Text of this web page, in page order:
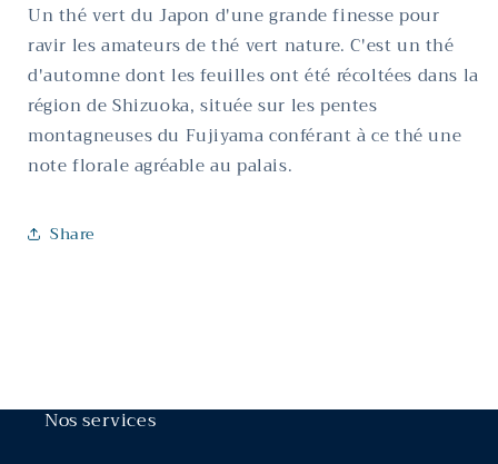
Un thé vert du Japon d'une grande finesse pour
ravir les amateurs de thé vert nature. C'est un thé
d'automne dont les feuilles ont été récoltées dans la
région de Shizuoka, située sur les pentes
montagneuses du Fujiyama conférant à ce thé une
note florale agréable au palais.
Share
Nos services